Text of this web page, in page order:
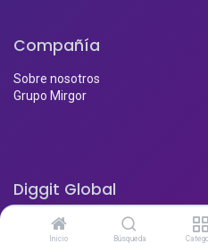
Inicio Búsqueda
Compañía
Sobre nosotros
Grupo Mirgor
Diggit Global
Argentina